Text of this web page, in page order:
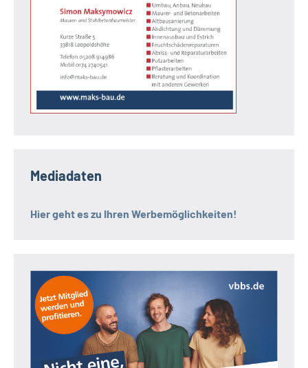
Mediadaten
Hier geht es zu Ihren Werbemöglichkeiten!